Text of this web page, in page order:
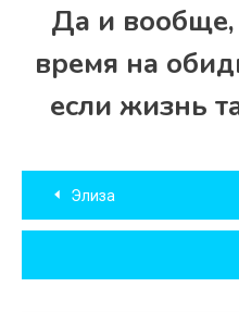
Да и вообще,
время на
если жизнь
Навигация
по
записям
Элиза